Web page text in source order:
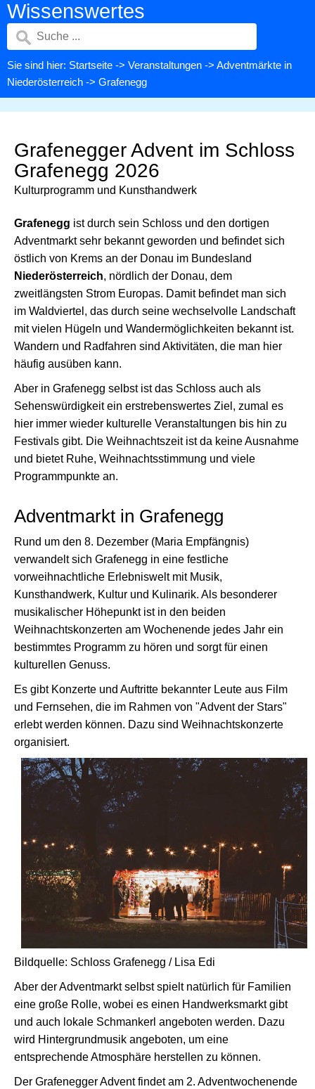
Wissenswertes
Sie sind hier: Startseite -> Veranstaltungen -> Adventmärkte in
Niederösterreich -> Grafenegg
Grafenegger Advent im Schloss
Grafenegg 2026
Kulturprogramm und Kunsthandwerk
Grafenegg ist durch sein Schloss und den dortigen
Adventmarkt sehr bekannt geworden und befindet sich
östlich von Krems an der Donau im Bundesland
Niederösterreich, nördlich der Donau, dem
zweitlängsten Strom Europas. Damit befindet man sich
im Waldviertel, das durch seine wechselvolle Landschaft
mit vielen Hügeln und Wandermöglichkeiten bekannt ist.
Wandern und Radfahren sind Aktivitäten, die man hier
häufig ausüben kann.
Aber in Grafenegg selbst ist das Schloss auch als
Sehenswürdigkeit ein erstrebenswertes Ziel, zumal es
hier immer wieder kulturelle Veranstaltungen bis hin zu
Festivals gibt. Die Weihnachtszeit ist da keine Ausnahme
und bietet Ruhe, Weihnachtsstimmung und viele
Programmpunkte an.
Adventmarkt in Grafenegg
Rund um den 8. Dezember (Maria Empfängnis)
verwandelt sich Grafenegg in eine festliche
vorweihnachtliche Erlebniswelt mit Musik,
Kunsthandwerk, Kultur und Kulinarik. Als besonderer
musikalischer Höhepunkt ist in den beiden
Weihnachtskonzerten am Wochenende jedes Jahr ein
bestimmtes Programm zu hören und sorgt für einen
kulturellen Genuss.
Es gibt Konzerte und Auftritte bekannter Leute aus Film
und Fernsehen, die im Rahmen von "Advent der Stars"
erlebt werden können. Dazu sind Weihnachtskonzerte
organisiert.
Bildquelle: Schloss Grafenegg / Lisa Edi
Aber der Adventmarkt selbst spielt natürlich für Familien
eine große Rolle, wobei es einen Handwerksmarkt gibt
und auch lokale Schmankerl angeboten werden. Dazu
wird Hintergrundmusik angeboten, um eine
entsprechende Atmosphäre herstellen zu können.
Der Grafenegger Advent findet am 2. Adventwochenende